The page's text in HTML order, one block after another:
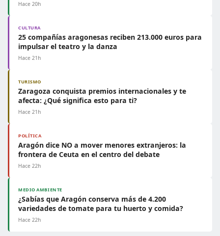
Hace 20h
CULTURA
25 compañías aragonesas reciben 213.000 euros para
impulsar el teatro y la danza
Hace 21h
TURISMO
Zaragoza conquista premios internacionales y te
afecta: ¿Qué significa esto para ti?
Hace 21h
POLÍTICA
Aragón dice NO a mover menores extranjeros: la
frontera de Ceuta en el centro del debate
Hace 22h
MEDIO AMBIENTE
¿Sabías que Aragón conserva más de 4.200
variedades de tomate para tu huerto y comida?
Hace 22h